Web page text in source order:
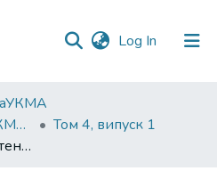
Log In (current)
Наукові записки НаУКМА. Економічні науки
Том 4, випуск 1
Взаємозв’язок між патентним захистом інтелектуальної власності і конкурентною політикою